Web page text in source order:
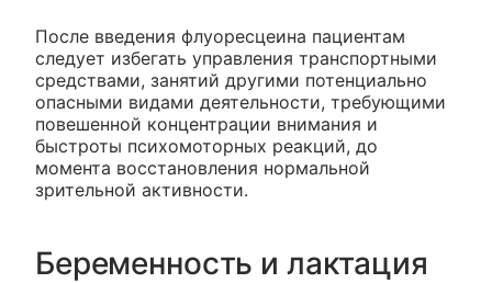
После введения флуоресцеина пациентам
следует избегать управления транспортными
средствами, занятий другими потенциально
опасными видами деятельности, требующими
повешенной концентрации внимания и
быстроты психомоторных реакций, до
момента восстановления нормальной
зрительной активности.
Беременность и лактация